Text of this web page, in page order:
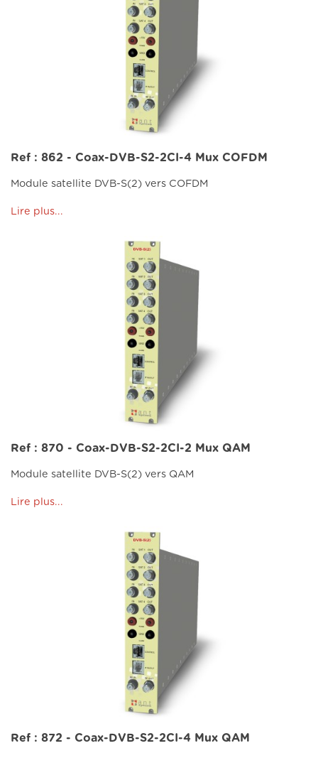
Ref : 862 - Coax-DVB-S2-2CI-4 Mux COFDM
Module satellite DVB-S(2) vers COFDM
Lire plus...
Ref : 870 - Coax-DVB-S2-2CI-2 Mux QAM
Module satellite DVB-S(2) vers QAM
Lire plus...
Ref : 872 - Coax-DVB-S2-2CI-4 Mux QAM